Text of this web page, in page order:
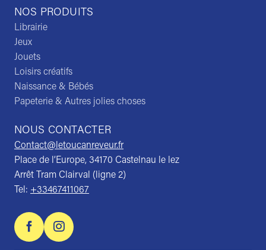
NOS PRODUITS
Librairie
Jeux
Jouets
Loisirs créatifs
Naissance & Bébés
Papeterie & Autres jolies choses
NOUS CONTACTER
Contact@letoucanreveur.fr
Place de l’Europe, 34170 Castelnau le lez
Arrêt Tram Clairval (ligne 2)
Tel: +33467411067